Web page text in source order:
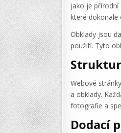
jako je přírodní
které dokonale
Obklady jsou
použití. Tyto
Webové
a obklady.
fotografie a
Dodací